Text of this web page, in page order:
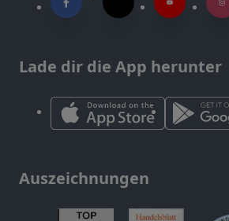
Lade dir die App herunter
Auszeichnungen